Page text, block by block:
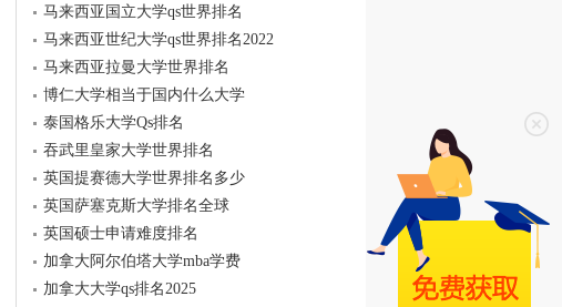
马来西亚国立大学qs世界排名
马来西亚世纪大学qs世界排名2022
马来西亚拉曼大学世界排名
博仁大学相当于国内什么大学
泰国格乐大学Qs排名
吞武里皇家大学世界排名
英国提赛德大学世界排名多少
英国萨塞克斯大学排名全球
英国硕士申请难度排名
加拿大阿尔伯塔大学mba学费
加拿大大学qs排名2025